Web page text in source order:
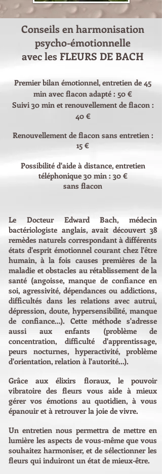
Conseils en harmonisation
psycho-émotionnelle
avec les FLEURS DE BACH
Premier bilan émotionnel, entretien de 45
min avec flacon adapté : 50 €
Suivi30 min et renouvellement de flacon :
40 €
Renouvellement de flacon sans entretien :
15 €
Possibilité d'aide à distance, entretien
téléphonique 30 min : 30 €
sans flacon
Le Docteur Edward Bach, médecin
bactériologiste anglais, avait découvert 38
remèdes naturels correspondant à différents
états d'esprit émotionnel courant chez l'être
humain, à la fois causes premières de la
maladie et obstacles au rétablissement de la
santé (angoisse, manque de confiance en
soi, agressivité, dépendances ou addictions,
difficultés dans les relations avec autrui,
dépression, doute, hypersensibilité, manque
de confiance...). Cette méthode s'adresse
aussi aux enfants (problème de
concentration, difficulté d'apprentissage,
peurs nocturnes, hyperactivité, problème
d'orientation, relation à l'autorité...).
Grâce aux élixirs floraux, le pouvoir
vibratoire des fleurs vous aide à mieux
gérer vos émotions au quotidien, à vous
épanouir et à retrouver la joie de vivre.
Un entretien nous permettra de mettre en
lumière les aspects de vous-même que vous
souhaitez harmoniser, et de sélectionner les
fleurs qui induiront un état de mieux-être.